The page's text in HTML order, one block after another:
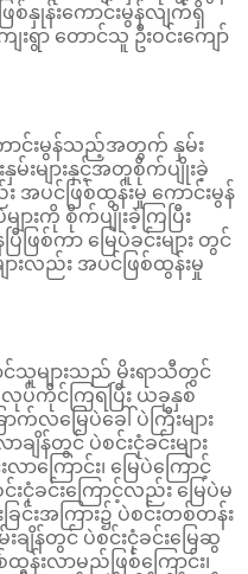
ြစ်နှုန်းကောင်းမွန်လျက်ရှိ
းရွာ တောင်သူ ဦးဝင်းကျော်
ောင်းမွန်သည့်အတွက် နှမ်း
နှမ်းများနှင့်အတူစိုက်ပျိုးခဲ့
အပင်ဖြစ်ထွန်းမှု ကောင်းမွန်
ျားကို စိုက်ပျိုးခဲ့ကြပြီး
ြစ်ကာ မြေပဲခင်းများ တွင်
းလည်း အပင်ဖြစ်ထွန်းမှု
သူများသည် မိုးရာသီတွင်
ပ်ကိုင်ကြရပြီး ယခုနှစ်
မြေပဲခေါ် ပဲကြီးများ
ျိန်တွင် ပဲစင်းငုံခင်းများ
ကြောင်း၊ မြေပဲကြောင့်
ခင်းကြောင့်လည်း မြေပဲမ
ြင်းအကြား၌ ပဲစင်းတစ်တန်း
ချိန်တွင် ပဲစင်းငုံခင်းမြေဆွ
န်းလာမည်ဖြစ်ကြောင်း၊